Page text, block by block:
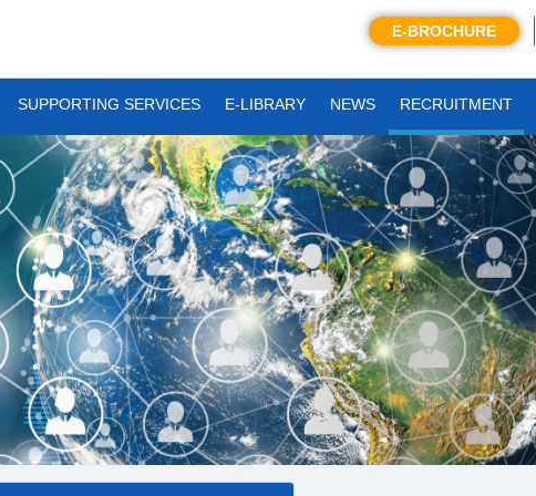
E-BROCHURE
SUPPORTING SERVICES E-LIBRARY NEWS RECRUITMENT